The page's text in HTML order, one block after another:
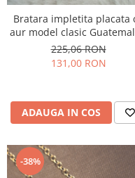
Bratara impletita placata
aur model clasic
18 cm
225,06 RON
131,00 RON
ADAUGA IN COS
-38%